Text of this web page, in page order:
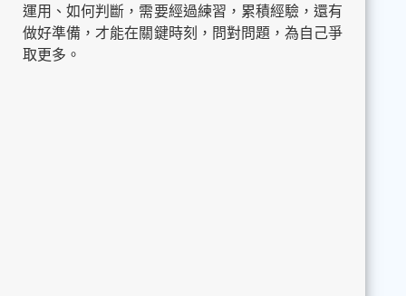
運用、如何判斷，需要經過練習，累積經驗，還有
做好準備，才能在關鍵時刻，問對問題，為自己爭
取更多。